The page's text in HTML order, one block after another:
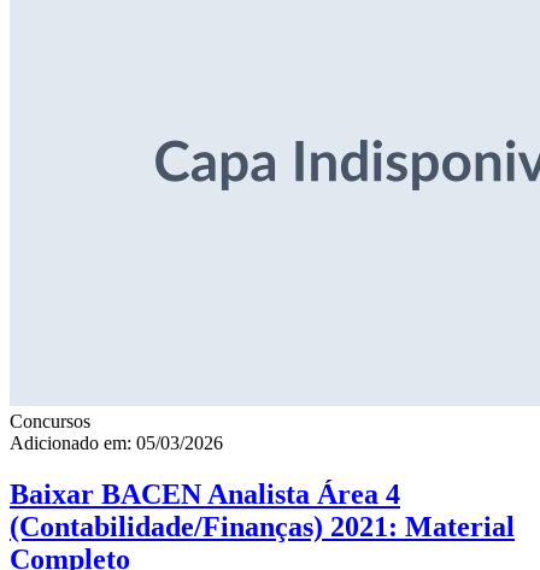
Concursos
Adicionado em: 05/03/2026
Baixar BACEN Analista Área 4
(Contabilidade/Finanças) 2021: Material
Completo